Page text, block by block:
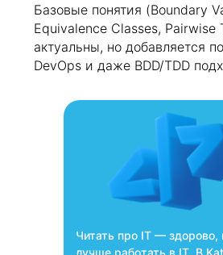
Базовые понятия (Boundary
Equivalence Classes, Pairwise
актуальны, но добавляется
DevOps и даже BDD/TDD
Читать про IT — здорово,
лучше работать в IT. В